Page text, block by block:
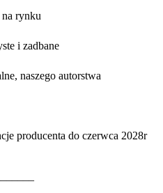
rynku
i zadbane
naszego autorstwa
producenta do czerwca 2028r